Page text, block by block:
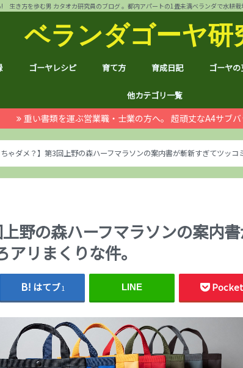
生き方を歩む男 カタオカ研究員のブログ 。都内アパートの1畳未満ベランダで水耕
ベランダゴーヤ研
ゴーヤレシピ 育て方
自動給水装置
ハイポニカ水耕栽培とは
ノウハウ
育成日記
ほんわか
日常
月例報告
収支決算
ゴーヤ
他カテゴリ一覧
ゴジラ
空き家
PC・スマホ
シャープ
ドローン
ブログ運営
ムダ知識
マラソン
RX100
子育て
#地域ブログ
株式投資・お金
重い書類を運ぶ営業職・士業の方へ。 超頑丈なA4サブ
ちゃダメ？】第3回上野の森ハーフマラソンの案内書が斬新すぎてツッコ
上野の森ハーフマラソンの案内
リまくりな件。
はてブ1 LINE Pocket